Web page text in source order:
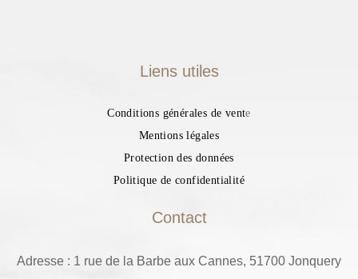
Liens utiles
Conditions générales de vente
Mentions légales
Protection des données
Politique de confidentialité
Contact
Adresse : 1 rue de la Barbe aux Cannes, 51700 Jonquery